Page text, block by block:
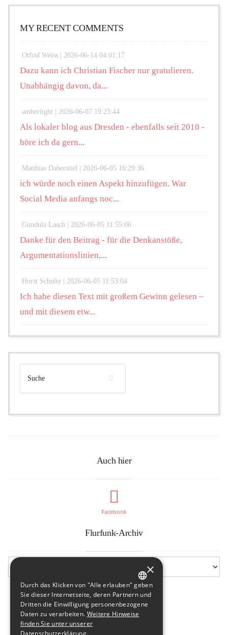
MY RECENT COMMENTS
Otfrid Weiss | 2026-06-14 04:01:17
Dazu kann ich Christian Fischer nur gratulieren.
Unabhängig davon, da...
amberlight | 2026-06-07 19:23:44
Als lokaler blog aus Dresden - ebenfalls seit 2010 -
höre ich da gern...
Matthias Daberstiel | 2026-06-05 16:29:36
ich würde noch einen Aspekt hinzufügen. War
Social Media anfangs noc...
Gundula Lasch | 2026-06-05 11:55:06
Danke für den Beitrag - für die Denkanstöße,
Argumentationslinien,...
Horst Schulte | 2026-06-05 11:53:04
Ich habe diesen Text mit großem Gewinn gelesen –
und mit diesem etw...
Auch hier
Facebook
Flurfunk-Archiv
GERMAN
ENGLISH
×
Durch das Klicken von "Alle erlauben" geben
Sie dieser Internetseite, deren Partnern und
Dritten die Einwilligung personenbezogene
Daten zu verarbeiten. Weitere Hinweise
finden Sie unter unserer
Datenschutzerklärung.